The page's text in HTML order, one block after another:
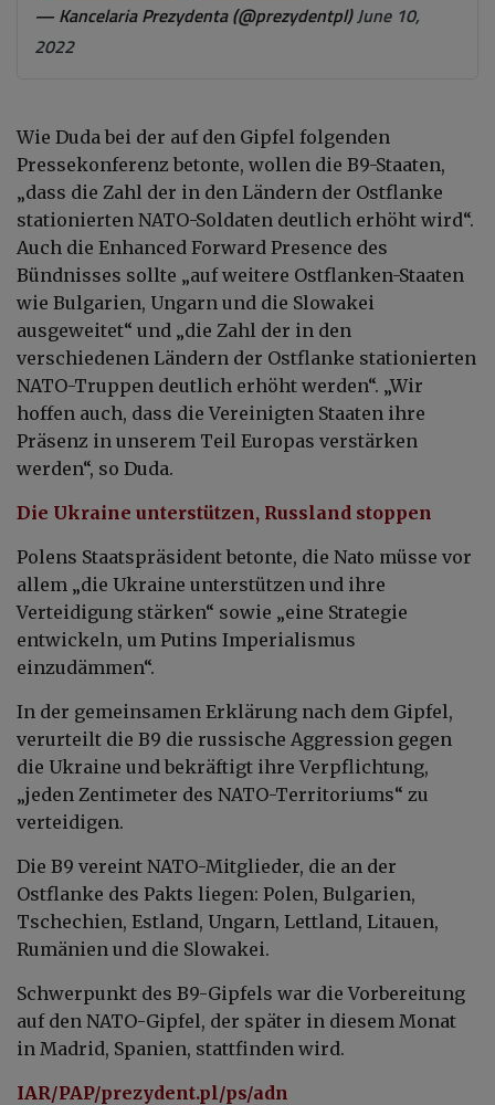
— Kancelaria Prezydenta (@prezydentpl)June 10,
2022
Wie Duda bei der auf den Gipfel folgenden
Pressekonferenz betonte, wollen die B9-Staaten,
„dass die Zahl der in den Ländern der Ostflanke
stationierten NATO-Soldaten deutlich erhöht wird“.
Auch die Enhanced Forward Presence des
Bündnisses sollte „auf weitere Ostflanken-Staaten
wie Bulgarien, Ungarn und die Slowakei
ausgeweitet“ und „die Zahl der in den
verschiedenen Ländern der Ostflanke stationierten
NATO-Truppen deutlich erhöht werden“. „Wir
hoffen auch, dass die Vereinigten Staaten ihre
Präsenz in unserem Teil Europas verstärken
werden“, so Duda.
Die Ukraine unterstützen, Russland stoppen
Polens Staatspräsident betonte, die Nato müsse vor
allem „die Ukraine unterstützen und ihre
Verteidigung stärken“ sowie „eine Strategie
entwickeln, um Putins Imperialismus
einzudämmen“.
In der gemeinsamen Erklärung nach dem Gipfel,
verurteilt die B9 die russische Aggression gegen
die Ukraine und bekräftigt ihre Verpflichtung,
„jeden Zentimeter des NATO-Territoriums“ zu
verteidigen.
Die B9 vereint NATO-Mitglieder, die an der
Ostflanke des Pakts liegen: Polen, Bulgarien,
Tschechien, Estland, Ungarn, Lettland, Litauen,
Rumänien und die Slowakei.
Schwerpunkt des B9-Gipfels war die Vorbereitung
auf den NATO-Gipfel, der später in diesem Monat
in Madrid, Spanien, stattfinden wird.
IAR/PAP/prezydent.pl/ps/adn